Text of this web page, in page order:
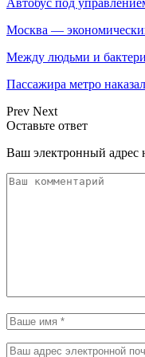
Москва —
Между людьми и
Пассажира метро
Prev Next
Оставьте ответ
Ваш электронный адрес